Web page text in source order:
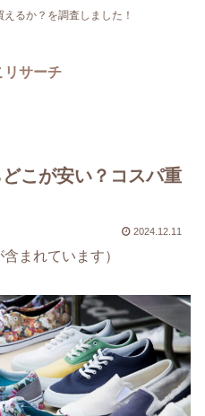
るか？を調査しました！
リサーチ
こが安い？コスパ重
2024.12.11
まれています）